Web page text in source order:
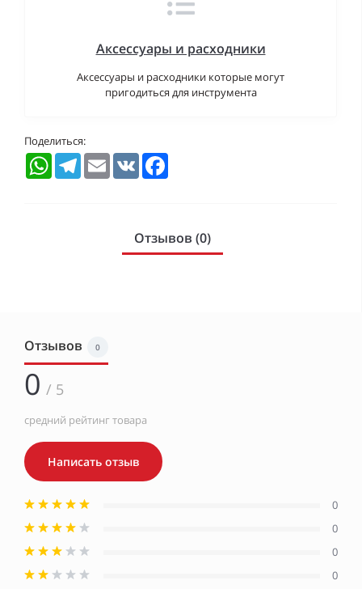
Аксессуары и расходники
Аксессуары и расходники которые могут
пригодиться для инструмента
Поделиться:
WhatsAppTelegramEmail VK
Отзывов (0)
Отзывов 0
0 / 5
средний рейтинг товара
Написать отзыв
0
0
0
0